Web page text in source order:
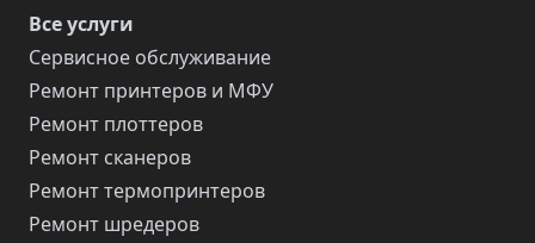
Все услуги
Сервисное обслуживание
Ремонт принтеров и МФУ
Ремонт плоттеров
Ремонт сканеров
Ремонт термопринтеров
Ремонт шредеров